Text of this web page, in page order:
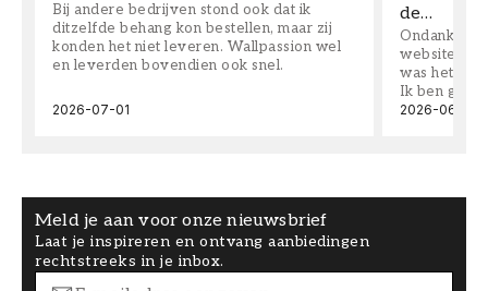
Bij andere bedrijven stond ook dat ik
ditzelfde behang kon bestellen, maar zij
konden het niet leveren. Wallpassion wel
en leverden bovendien ook snel.
2026-07-01
de…
Ondanks
website
was het
Ik ben
2026-06-08
Meld je aan voor onze nieuwsbrief
Laat je inspireren en ontvang aanbiedingen
rechtstreeks in je inbox.